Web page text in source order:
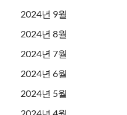
2024년 9월
2024년 8월
2024년 7월
2024년 6월
2024년 5월